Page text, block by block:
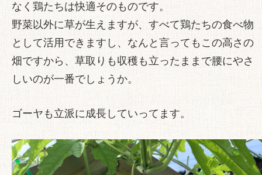
なく鶏たちは快適そのものです。
野菜以外に草が生えますが、すべて鶏たちの食べ物
として活用できますし、なんと言ってもこの高さの
畑ですから、草取りも収穫も立ったままで腰にやさ
しいのが一番でしょうか。
ゴーヤも立派に成長していってます。